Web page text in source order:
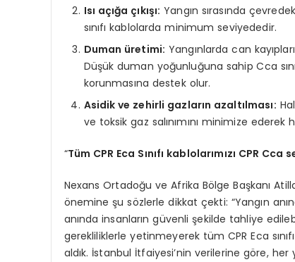
Isı açığa çıkışı: Yangın sırasında
sınıfı kablolarda minimum seviyededir.
Duman üretimi: Yangınlarda can
Düşük duman yoğunluğuna sahip Cca
korunmasına destek olur.
Asidik ve zehirli gazların azaltılması:
ve toksik gaz salınımını minimize
“Tüm CPR Eca Sınıfı kablolarımızı CPR
Nexans Ortadoğu ve Afrika Bölge Başkanı
önemine şu sözlerle dikkat çekti: “Yangın
anında insanların güvenli şekilde tahliye
gerekliliklerle yetinmeyerek tüm CPR Eca
aldık. İstanbul İtfaiyesi’nin verilerine göre,